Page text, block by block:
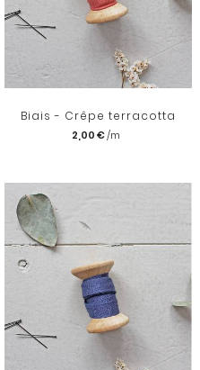
Biais - Crêpe terracotta
2,00 €